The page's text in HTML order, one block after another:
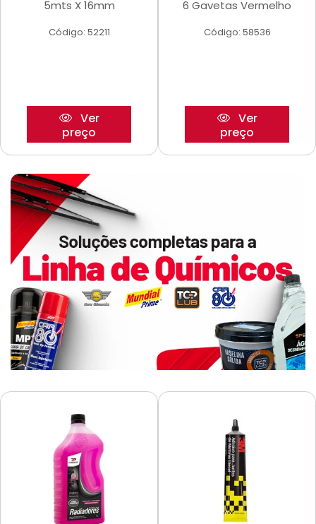
5mts X 16mm
Código: 52211
Ver
preço
6 Gavetas Vermelho
Código: 58536
Ver
preço